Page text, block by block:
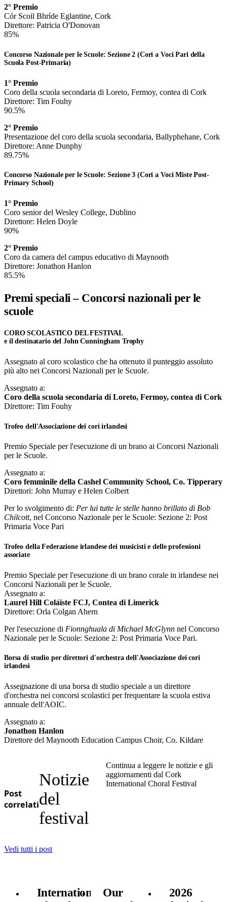
2° Premio
Cór Scoil Bhríde Eglantine, Cork
Direttore: Patricia O'Donovan
85%
Concorso Nazionale per le Scuole: Sezione 2 (Cori a Voci Pari della
Scuola Post-Primaria)
1° Premio
Coro della scuola secondaria di Loreto, Fermoy, contea di Cork
Direttore: Tim Fouhy
90.5%
2° Premio
Presentazione del coro della scuola secondaria, Ballyphehane, Cork
Direttore: Anne Dunphy
89.75%
Concorso Nazionale per le Scuole: Sezione 3 (Cori a Voci Miste Post-
Primary School)
1° Premio
Coro senior del Wesley College, Dublino
Direttore: Helen Doyle
90%
2° Premio
Coro da camera del campus educativo di Maynooth
Direttore: Jonathon Hanlon
85.5%
Premi speciali – Concorsi nazionali per le
scuole
CORO SCOLASTICO DEL FESTIVAL
e il destinatario del John Cunningham Trophy
Assegnato al coro scolastico che ha ottenuto il punteggio assoluto
più alto nei Concorsi Nazionali per le Scuole.
Assegnato a:
Coro della scuola secondaria di Loreto, Fermoy, contea di Cork
Direttore: Tim Fouhy
Trofeo dell'Associazione dei cori irlandesi
Premio Speciale per l'esecuzione di un brano ai Concorsi Nazionali
per le Scuole.
Assegnato a:
Coro femminile della Cashel Community School, Co. Tipperary
Direttori: John Murray e Helen Colbert
Per lo svolgimento di: Per lui tutte le stelle hanno brillato di Bob
Chilcott, nel Concorso Nazionale per le Scuole: Sezione 2: Post
Primaria Voce Pari
Trofeo della Federazione irlandese dei musicisti e delle professioni
associate
Premio Speciale per l'esecuzione di un brano corale in irlandese nei
Concorsi Nazionali per le Scuole.
Assegnato a:
Laurel Hill Coláiste FCJ, Contea di Limerick
Direttore: Orla Colgan Ahern
Per l'esecuzione di Fionnghuala di Michael McGlynn nel Concorso
Nazionale per le Scuole: Sezione 2: Post Primaria Voce Pari.
Borsa di studio per direttori d'orchestra dell'Associazione dei cori
irlandesi
Assegnazione di una borsa di studio speciale a un direttore
d'orchestra nei concorsi scolastici per frequentare la scuola estiva
annuale dell'AOIC.
Assegnato a:
Jonathon Hanlon
Direttore del Maynooth Education Campus Choir, Co. Kildare
Post
correlati
Notizie
del
festival
Continua a leggere le notizie e gli
aggiornamenti dal Cork
International Choral Festival
Vedi tutti i post
International
Our
2026